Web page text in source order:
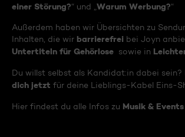
einer Störung?“ und „ Warum Werbung?“
Außerdem haben wir Übersichten zu
Inhalten, die wir barrierefrei bei Joyn
Untertiteln für Gehörlose sowie in
Du willst selbst als Kandidat:in dabei sein?
dich jetzt für deine Lieblings-Kabel Eins-
Hier findest du alle Infos zu Musik &